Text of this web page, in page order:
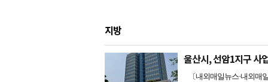
지방
울산시, 선암1지구 사
〔내외매일뉴스·내외매